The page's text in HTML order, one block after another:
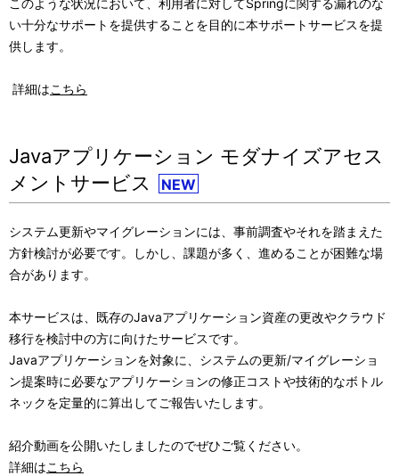
このような状況において、利用者に対してSpringに関する漏れのな
い十分なサポートを提供することを目的に本サポートサービスを提
供します。
詳細はこちら
Javaアプリケーション モダナイズアセス
メントサービス
NEW
システム更新やマイグレーションには、事前調査やそれを踏まえた
方針検討が必要です。しかし、課題が多く、進めることが困難な場
合があります。
本サービスは、既存のJavaアプリケーション資産の更改やクラウド
移行を検討中の方に向けたサービスです。
Javaアプリケーションを対象に、システムの更新/マイグレーショ
ン提案時に必要なアプリケーションの修正コストや技術的なボトル
ネックを定量的に算出してご報告いたします。
紹介動画を公開いたしましたのでぜひご覧ください。
詳細はこちら